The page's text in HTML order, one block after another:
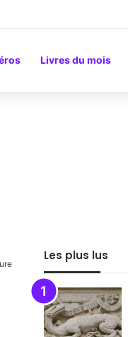
Livres du mois
Les plus lus